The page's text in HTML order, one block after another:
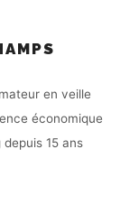
en veille
économique
15 ans